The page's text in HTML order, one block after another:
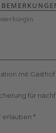
mit
für
erlauben *